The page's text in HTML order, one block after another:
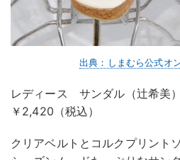
出典：しまむら公式オ
レディース サンダル（辻希美）
￥2,420（税込）
クリアベルトとコルクプリント